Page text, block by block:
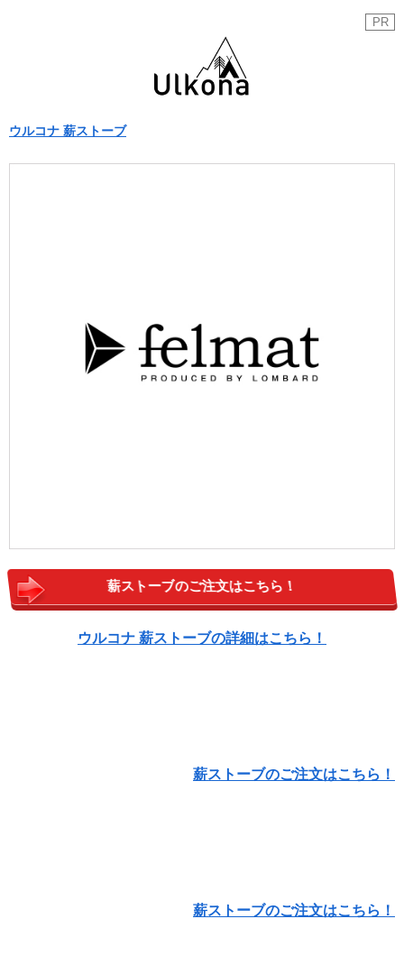
PR
ウルコナ 薪ストーブ
薪ストーブのご注文はこちら！
ウルコナ 薪ストーブの詳細はこちら！
薪ストーブのご注文はこちら！
薪ストーブのご注文はこちら！